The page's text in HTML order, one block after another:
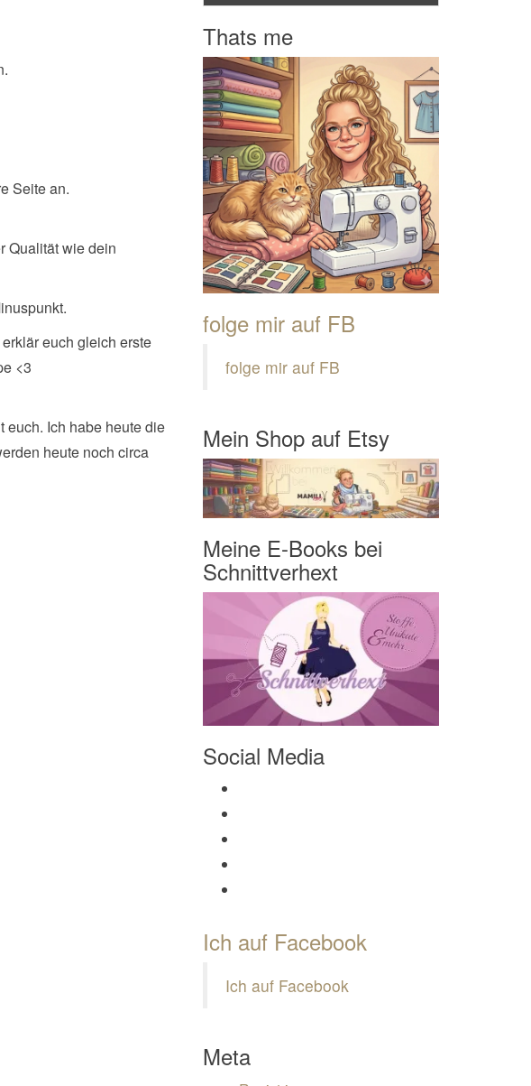
Seite an.
Qualität wie dein
euch gleich erste
<3
euch. Ich habe heute die
heute noch circa
Thats me
folge mir auf FB
folge mir auf FB
Mein Shop auf Etsy
Meine E-Books bei
Schnittverhext
Social Media
Ich auf Facebook
Ich auf Facebook
Meta